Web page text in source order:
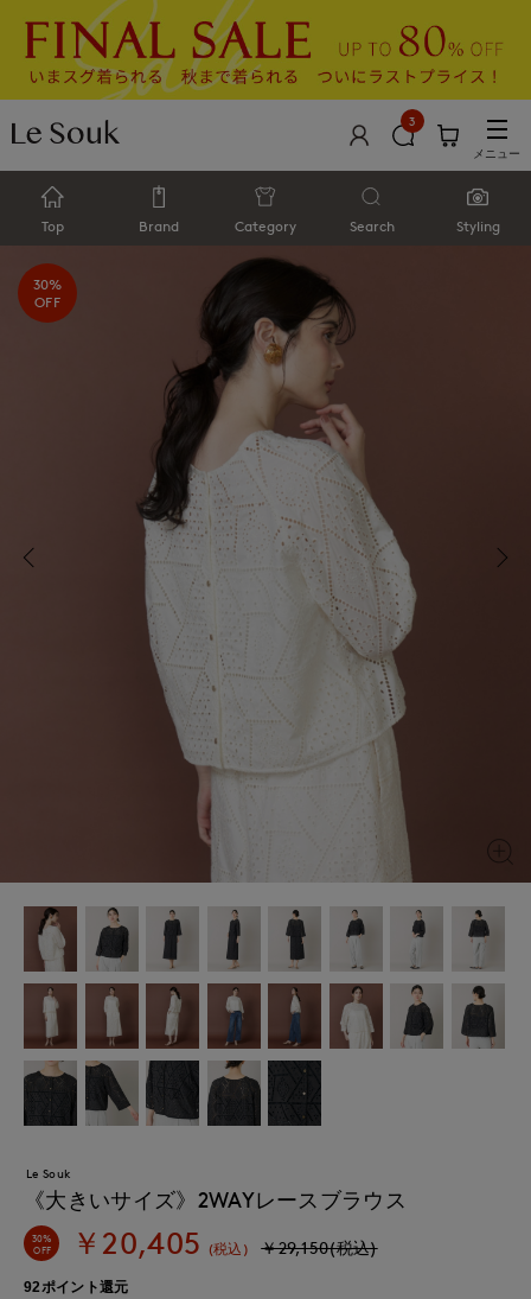
3
メニュー
Top Brand Category Search Styling
30%
OFF
Le Souk
《大きいサイズ》2WAYレースブラウス
30%
OFF
￥20,405 (税込) ￥29,150(税込)
92ポイント還元